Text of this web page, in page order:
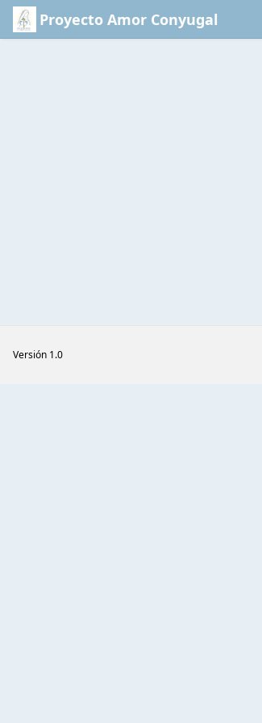
Saltar al contenido principal
Proyecto Amor Conyugal
Versión 1.0